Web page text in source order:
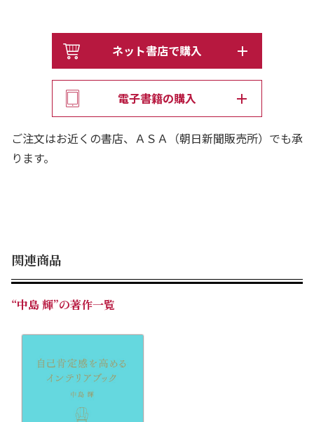
自分のいまの状態を知ることができる、お金持ちチェック
診断とお金使途チャートも収録！
ネット書店で購入
電子書籍の購入
ご注文はお近くの書店、ＡＳＡ（朝日新聞販売所）でも承
ります。
関連商品
“中島 輝”の著作一覧